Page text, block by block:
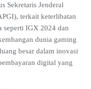
Sekretaris Jenderal
terkait keterlibatan
seperti IGX 2024 dan
dunia gaming
besar dalam inovasi
digital yang